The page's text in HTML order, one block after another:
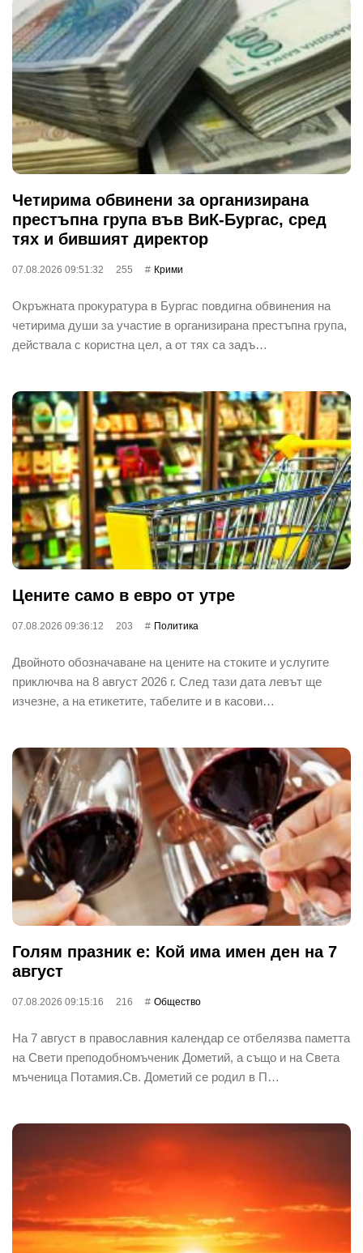
Четирима обвинени за организирана
престъпна група във ВиК-Бургас, сред
тях и бившият директор
07.08.2026 09:51:32 255 Крими
Окръжната прокуратура в Бургас повдигна обвинения на
четирима души за участие в организирана престъпна група,
действала с користна цел, а от тях са задъ…
Цените само в евро от утре
07.08.2026 09:36:12 203 Политика
Двойното обозначаване на цените на стоките и услугите
приключва на 8 август 2026 г. След тази дата левът ще
изчезне, а на етикетите, табелите и в касови…
Голям празник е: Кой има имен ден на 7
август
07.08.2026 09:15:16 216 Общество
На 7 август в православния календар се отбелязва паметта
на Свети преподобномъченик Дометий, а също и на Света
мъченица Потамия.Св. Дометий се родил в П…